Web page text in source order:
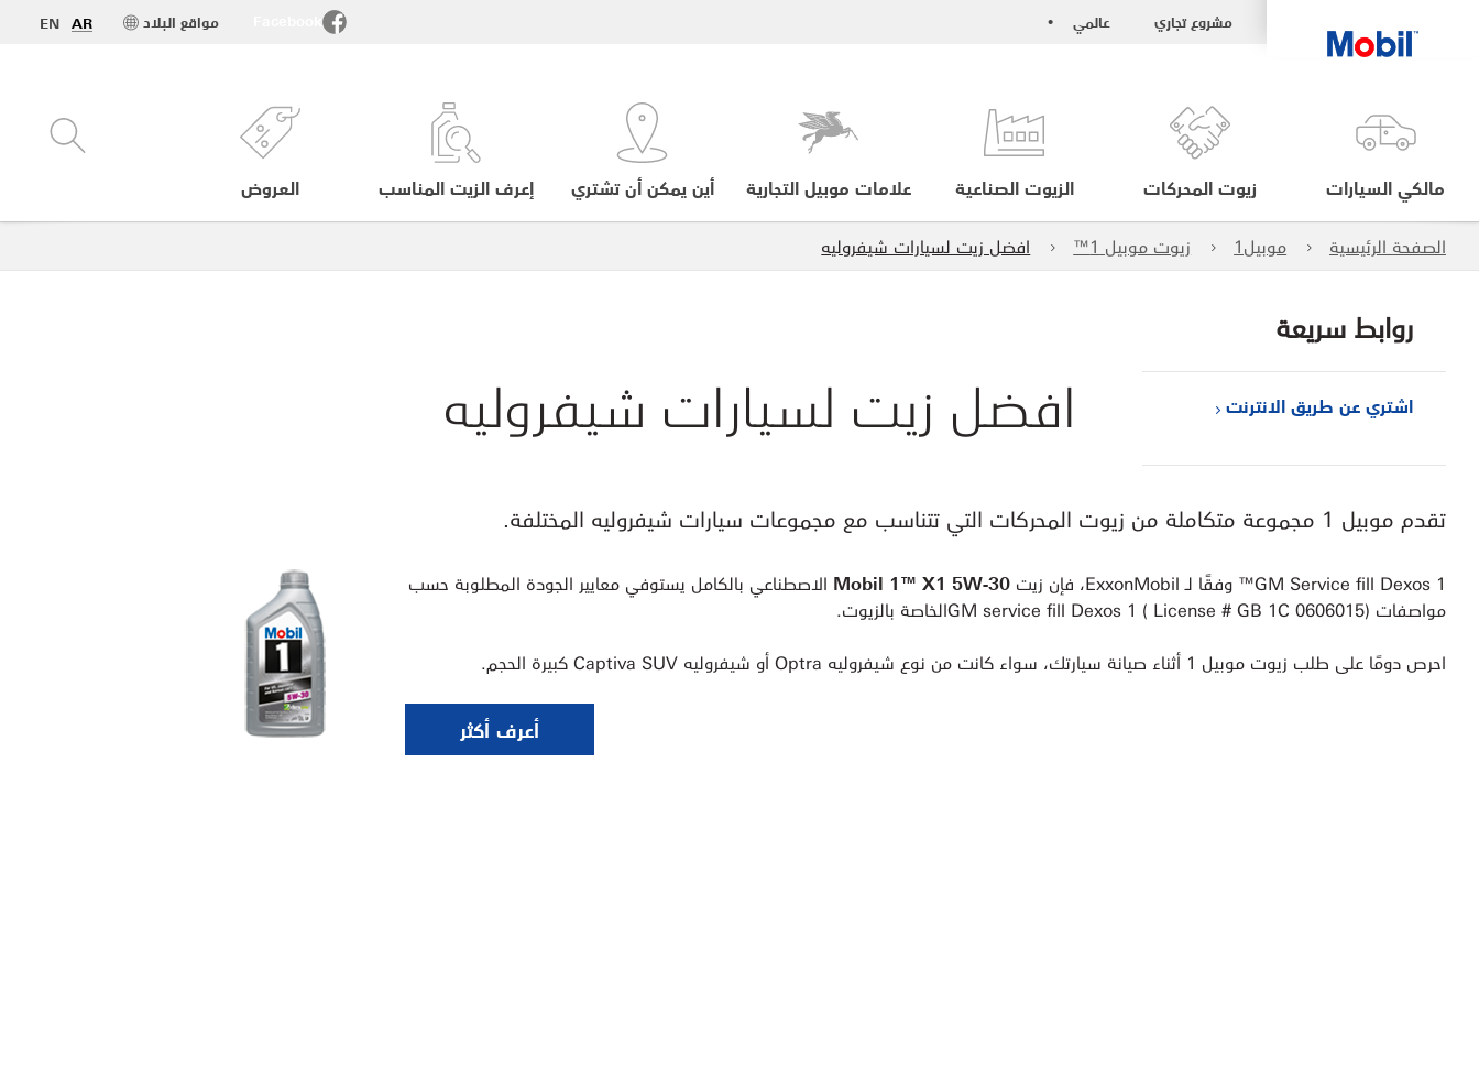
مشروع تجاري • عالمي EN AR مواقع البلاد
العروض إعرف الزيت المناسب أين يمكن أن تشتري علامات موبيل التجارية الزيوت الصناعية زيوت المحركات
مالكي السيارات
الصفحة الرئيسية
موبيل1 زيوت موبيل 1™ افضل زيت لسيارات شيفروليه
افضل زيت لسيارات شيفروليه
روابط سريعة
اشتري عن طريق الانترنت
تقدم موبيل 1 مجموعة متكاملة من زيوت المحركات التي تتناسب مع مجموعات سيارات شيفروليه المختلفة.
GM Service fill Dexos 1™ وفقًا لـ ExxonMobil، فإن زيت Mobil 1™ X1 5W-30 الاصطناعي بالكامل يستوفي معايير الجودة المطلوبة حسب
مواصفات GM service fill Dexos 1 ( License # GB 1C 0606015)الخاصة بالزيوت.
احرص دومًا على طلب زيوت موبيل 1 أثناء صيانة سيارتك، سواء كانت من نوع شيفروليه Optra أو شيفروليه Captiva SUV كبيرة الحجم.
أعرف أكثر